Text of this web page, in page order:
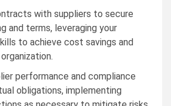
with suppliers to secure
and terms, leveraging your
to achieve cost savings and
performance and compliance
obligations, implementing